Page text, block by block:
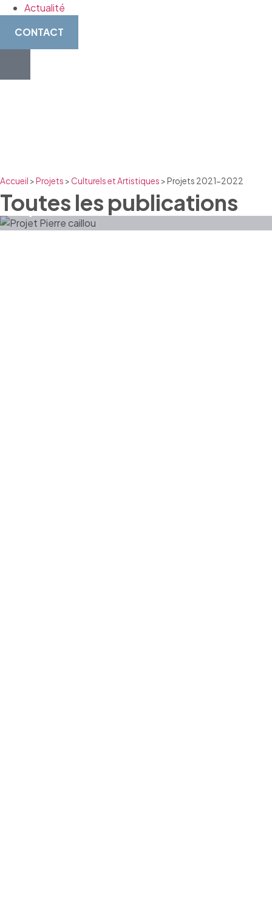
Actualité
CONTACT
Accueil >Projets >Culturels et Artistiques >Projets 2021-2022
Toutes les publications
Projet Pierre caillou